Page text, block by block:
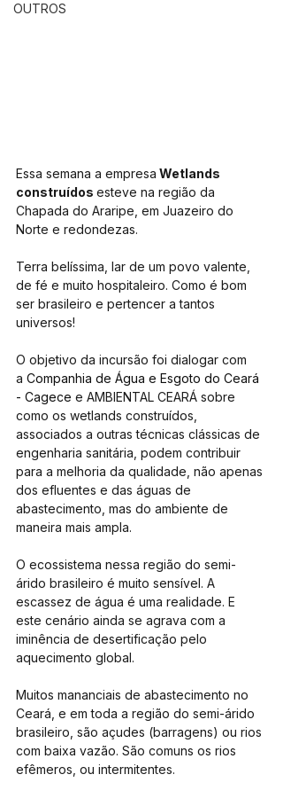
OUTROS
Essa semana a empresa Wetlands
construídos esteve na região da
Chapada do Araripe, em Juazeiro do
Norte e redondezas.
Terra belíssima, lar de um povo valente,
de fé e muito hospitaleiro. Como é bom
ser brasileiro e pertencer a tantos
universos!
O objetivo da incursão foi dialogar com
a Companhia de Água e Esgoto do Ceará
- Cagece e AMBIENTAL CEARÁ sobre
como os wetlands construídos,
associados a outras técnicas clássicas de
engenharia sanitária, podem contribuir
para a melhoria da qualidade, não apenas
dos efluentes e das águas de
abastecimento, mas do ambiente de
maneira mais ampla.
O ecossistema nessa região do semi-
árido brasileiro é muito sensível. A
escassez de água é uma realidade. E
este cenário ainda se agrava com a
iminência de desertificação pelo
aquecimento global.
Muitos mananciais de abastecimento no
Ceará, e em toda a região do semi-árido
brasileiro, são açudes (barragens) ou rios
com baixa vazão. São comuns os rios
efêmeros, ou intermitentes.